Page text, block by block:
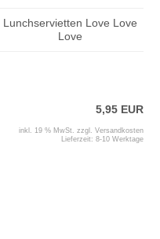
Lunchservietten Love Love
Love
5,95 EUR
inkl. 19 % MwSt. zzgl. Versandkosten
Lieferzeit: 8-10 Werktage